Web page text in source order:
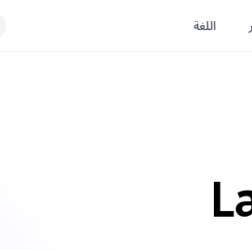
اللغة